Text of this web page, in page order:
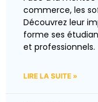
commerce, les
Découvrez leur
forme ses
et professionnels.
LIRE LA SUITE »